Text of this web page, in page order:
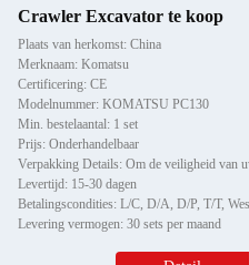
Crawler Excavator te koop
Plaats van herkomst: China
Merknaam: Komatsu
Certificering: CE
Modelnummer: KOMATSU PC130
Min. bestelaantal: 1 set
Prijs: Onderhandelbaar
Levertijd: 15-30 dagen
Betalingscondities: L/C, D/A, D/P, T/T,
Levering vermogen: 30 sets per maand